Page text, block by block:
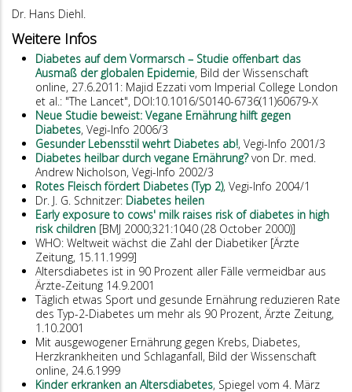
Dr. Hans Diehl.
Weitere Infos
Diabetes auf dem Vormarsch – Studie offenbart das
Ausmaß der globalen Epidemie, Bild der Wissenschaft
online, 27.6.2011: Majid Ezzati vom Imperial College London
et al.: "The Lancet", DOI:10.1016/S0140-6736(11)60679-X
Neue Studie beweist: Vegane Ernährung hilft gegen
Diabetes, Vegi-Info 2006/3
Gesunder Lebensstil wehrt Diabetes ab!, Vegi-Info 2001/3
Diabetes heilbar durch vegane Ernährung?von Dr. med.
Andrew Nicholson, Vegi-Info 2002/3
Rotes Fleisch fördert Diabetes (Typ 2), Vegi-Info 2004/1
Dr. J. G. Schnitzer: Diabetes heilen
Early exposure to cows' milk raises risk of diabetes in high
risk children [BMJ 2000;321:1040 (28 October 2000)]
WHO: Weltweit wächst die Zahl der Diabetiker [Ärzte
Zeitung, 15.11.1999]
Altersdiabetes ist in 90 Prozent aller Fälle vermeidbar aus
Ärzte-Zeitung 14.9.2001
Täglich etwas Sport und gesunde Ernährung reduzieren Rate
des Typ-2-Diabetes um mehr als 90 Prozent, Ärzte Zeitung,
1.10.2001
Mit ausgewogener Ernährung gegen Krebs, Diabetes,
Herzkrankheiten und Schlaganfall, Bild der Wissenschaft
online, 24.6.1999
Kinder erkranken an Altersdiabetes, Spiegel vom 4. März